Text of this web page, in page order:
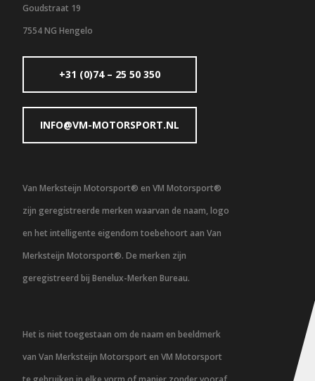
Goudstraat 19
7554 NG Hengelo
+31 (0)74 – 25 50 350
INFO@VM-MOTORSPORT.NL
Van Merksteijn Motorsport® en VM Motorsport®
zijn geregistreerde merken waarvan de naam, logo
en het intelligente eigendom toebehoort aan Van
Merksteijn Motorsport®. De merken zijn
geregistreerd bij Benelux-Merken Bureau.
Het is niet toegestaan om de naam en beeldmerk
van Van Merksteijn Motorsport en VM Motorsport